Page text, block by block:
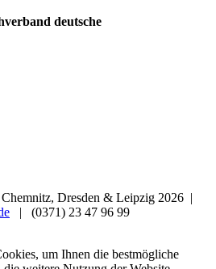
deutsche
Dresden & Leipzig 2026 |
| (0371) 23 47 96 99
um Ihnen die bestmögliche